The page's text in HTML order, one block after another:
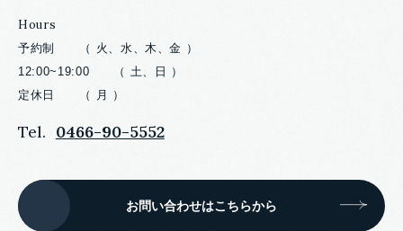
Hours
予約制 （ 火、水、木、金 ）
12:00~19:00 （ 土、日 ）
定休日 （ 月 ）
Tel. 0466-90-5552
お問い合わせはこちらから